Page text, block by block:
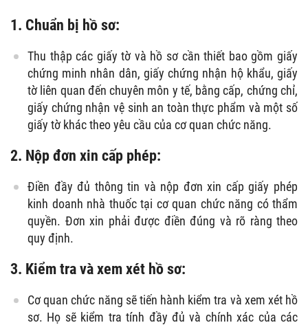
1. Chuẩn bị hồ sơ:
Thu thập các giấy tờ và hồ sơ cần thiết bao gồm giấy
chứng minh nhân dân, giấy chứng nhận hộ khẩu, giấy
tờ liên quan đến chuyên môn y tế, bằng cấp, chứng chỉ,
giấy chứng nhận vệ sinh an toàn thực phẩm và một số
giấy tờ khác theo yêu cầu của cơ quan chức năng.
2. Nộp đơn xin cấp phép:
Điền đầy đủ thông tin và nộp đơn xin cấp giấy phép
kinh doanh nhà thuốc tại cơ quan chức năng có thẩm
quyền. Đơn xin phải được điền đúng và rõ ràng theo
quy định.
3. Kiểm tra và xem xét hồ sơ:
Cơ quan chức năng sẽ tiến hành kiểm tra và xem xét hồ
sơ. Họ sẽ kiểm tra tính đầy đủ và chính xác của các